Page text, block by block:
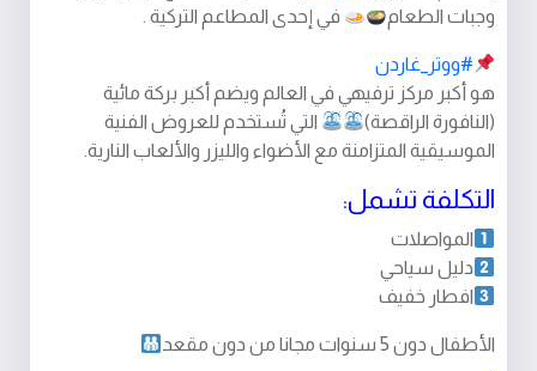
وجبات الطعام
في إحدى المطاعم التركية .
#ووتر_غاردن
هو أكبر مركز ترفيهي في العالم ويضم أكبر بركة مائية
(النافورة الراقصة)
التي تُستخدم للعروض الفنية
الموسيقية المتزامنة مع الأضواء والليزر والألعاب النارية.
التكلفة تشمل:
المواصلات
دليل سياحي
افطار خفيف
الأطفال دون 5 سنوات مجانا من دون مقعد